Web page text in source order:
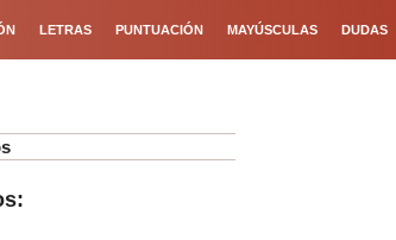
LETRAS PUNTUACIÓN MAYÚSCULAS DUDAS